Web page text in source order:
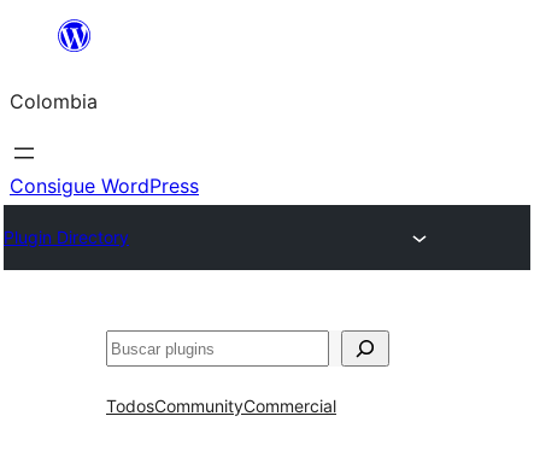
Saltar
contenido
Colombia
Consigue WordPress
Plugin Directory
Buscar
TodosCommunityCommercial